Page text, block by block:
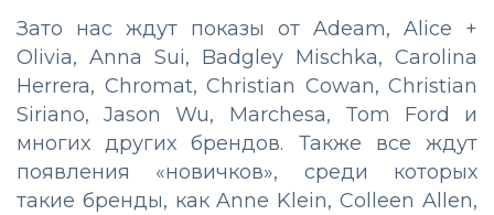
Зато нас ждут показы от Adeam, Alice +
Olivia, Anna Sui, Badgley Mischka, Carolina
Herrera, Chromat, Christian Cowan, Christian
Siriano, Jason Wu, Marchesa, Tom Ford и
многих других брендов. Также все ждут
появления «новичков», среди которых
такие бренды, как Anne Klein, Colleen Allen,